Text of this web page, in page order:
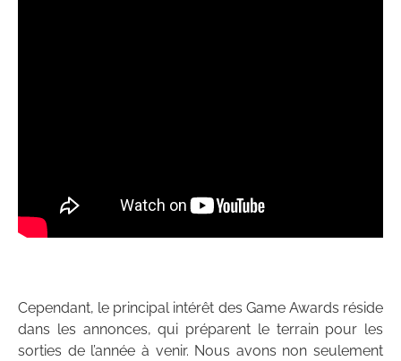
Cependant, le principal intérêt des Game Awards réside
dans les annonces, qui préparent le terrain pour les
sorties de l’année à venir. Nous avons non seulement